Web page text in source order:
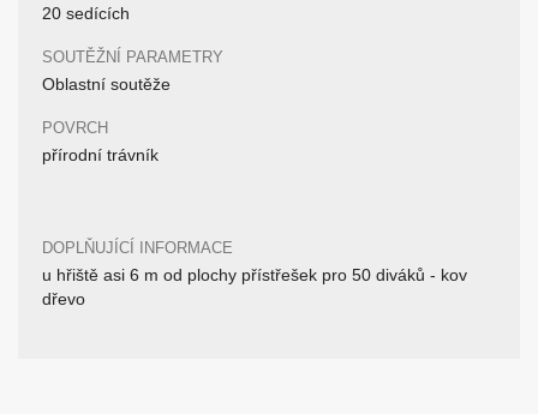
20 sedících
SOUTĚŽNÍ PARAMETRY
Oblastní soutěže
POVRCH
přírodní trávník
DOPLŇUJÍCÍ INFORMACE
u hřiště asi 6 m od plochy přístřešek pro 50 diváků - kov
dřevo